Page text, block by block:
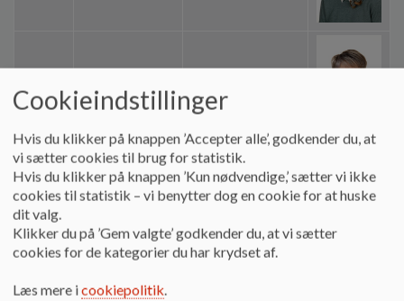
Laursen
MDE
Mette Marie Mine
Due Eriksen
Lærer
Cookieindstillinger
Hvis du klikker på knappen ’Accepter alle’, godkender du, at
vi sætter cookies til brug for statistik.
Hvis du klikker på knappen ’Kun nødvendige,’ sætter vi ikke
cookies til statistik – vi benytter dog en cookie for at huske
dit valg.
Klikker du på ’Gem valgte’ godkender du, at vi sætter
cookies for de kategorier du har krydset af.
Læs mere icookiepolitik.